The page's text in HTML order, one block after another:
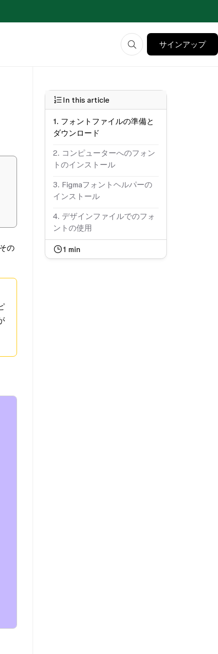
サインアップ
の
In this article
1. フォントファイルの準備と
ダウンロード
2. コンピューターへのフォン
トのインストール
3. Figmaフォントヘルパーの
インストール
4. デザインファイルでのフォ
ントの使用
1 min